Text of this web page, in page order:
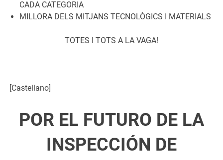
CADA CATEGORIA
MILLORA DELS MITJANS TECNOLÒGICS I MATERIALS
TOTES I TOTS A LA VAGA!
[Castellano]
POR EL FUTURO DE LA
INSPECCIÓN DE